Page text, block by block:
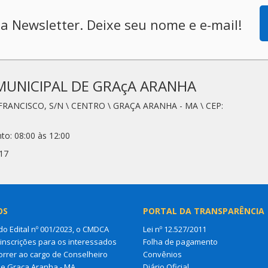
Newsletter. Deixe seu nome e e-mail!
DE GRAçA ARANHA
S/N \ CENTRO \ GRAÇA ARANHA - MA \ CEP:
08:00 às 12:00
Edital nº 001/2023, o CMDCA
para os interessados
ao cargo de Conselheiro
PORTAL DA TRANSPARÊNCIA
Lei nº 12.527/2011
Folha de pagamento
Convênios